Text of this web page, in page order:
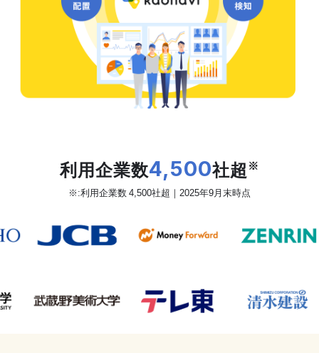
利用企業数4,500社超 ※
※:利用企業数 4,500社超｜2025年9月末時点